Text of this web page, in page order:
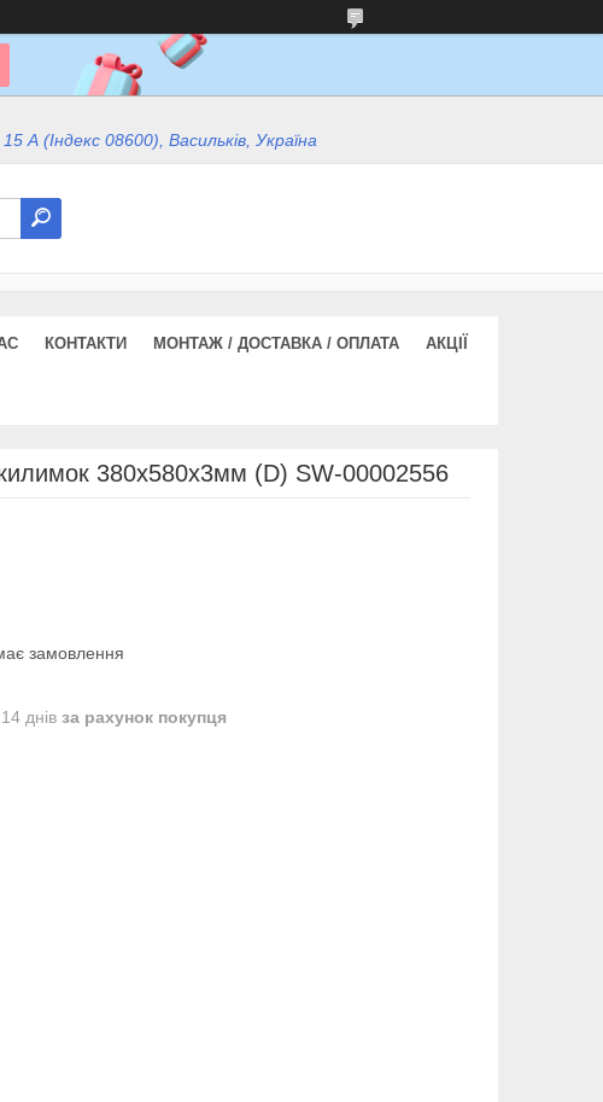
А (Індекс 08600), Васильків, Україна
КОНТАКТИ МОНТАЖ / ДОСТАВКА / ОПЛАТА АКЦІЇ
380х580х3мм (D) SW-00002556
замовлення
днів за рахунок покупця